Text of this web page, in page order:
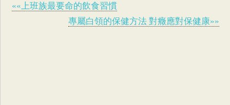
««上班族最要命的飲食習慣
專屬白領的保健方法 對癥應對保健康»»